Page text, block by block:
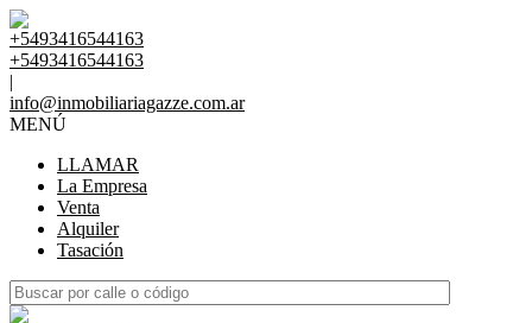
+5493416544163
+5493416544163
|
info@inmobiliariagazze.com.ar
MENÚ
LLAMAR
La Empresa
Venta
Alquiler
Tasación